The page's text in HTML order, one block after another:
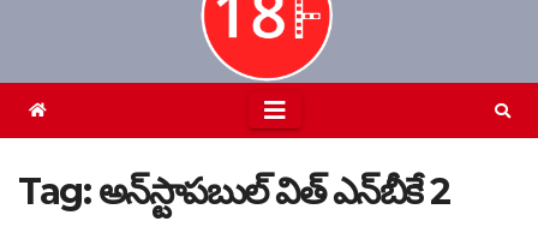
Tag:అన్‌స్టాప‌బుల్ విత్ ఎన్‌బీకే 2